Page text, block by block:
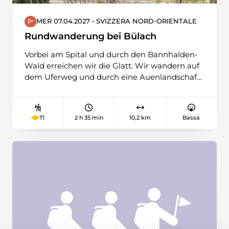
MER 07.04.2027 • SVIZZERA NORD-ORIENTALE
Rundwanderung bei Bülach
Vorbei am Spital und durch den Bannhalden-
Wald erreichen wir die Glatt. Wir wandern auf
dem Uferweg und durch eine Auenlandschaft
zur Station Glattfelden hinauf. Entlang der
Bahnlinie Schaffhausen – Bülach geht es
Strassenverkehrsamt überqueren wir die
Bahnhof Bülach oder für einen Schlusstrunk in
die Altstadt von Bülach.
T1 2 h 35 min 10,2 km Bassa